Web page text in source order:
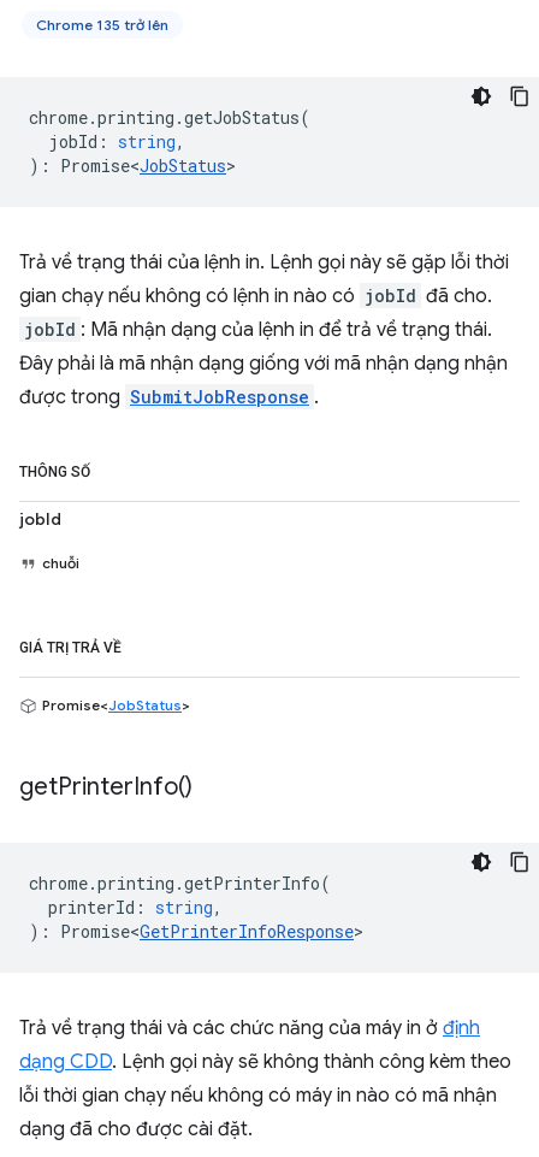
Chrome 135 trở lên
chrome.printing .getJobStatus(
jobId : string,
) : Promise<JobStatus>
Trả về trạng thái của lệnh in. Lệnh gọi này sẽ gặp lỗi thời
gian chạy nếu không có lệnh in nào có jobId đã cho.
jobId : Mã nhận dạng của lệnh in để trả về trạng thái.
Đây phải là mã nhận dạng giống với mã nhận dạng nhận
được trong SubmitJobResponse .
THÔNG SỐ
jobId
chuỗi
GIÁ TRỊ TRẢ VỀ
Promise<JobStatus>
getPrinterInfo()
chrome.printing .getPrinterInfo(
printerId : string,
) : Promise<GetPrinterInfoResponse>
Trả về trạng thái và các chức năng của máy in ở định
dạng CDD. Lệnh gọi này sẽ không thành công kèm theo
lỗi thời gian chạy nếu không có máy in nào có mã nhận
dạng đã cho được cài đặt.